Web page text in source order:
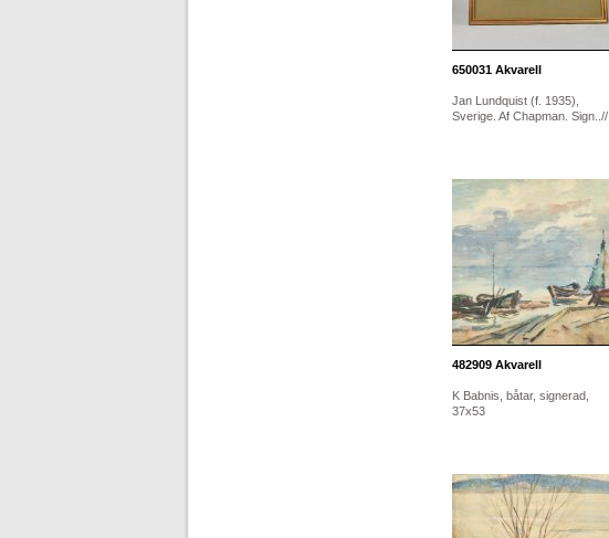
650031Akvarell
Jan Lundquist (f. 1935),
Sverige. Af Chapman. Sign..//
482909Akvarell
K Babnis, båtar, signerad,
37x53